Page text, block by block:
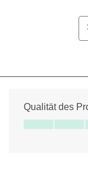
Qualität des
Qualität des